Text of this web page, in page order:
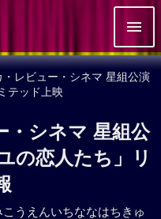
レビュー・シネマ 星組公演
テッド上映
・シネマ 星組公
の恋人たち」リ
うえんいちななはちきゅ